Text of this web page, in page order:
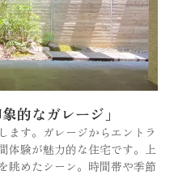
的なガレージ」
ます。ガレージからエントラ
体験が魅力的な住宅です。上
眺めたシーン。時間帯や季節